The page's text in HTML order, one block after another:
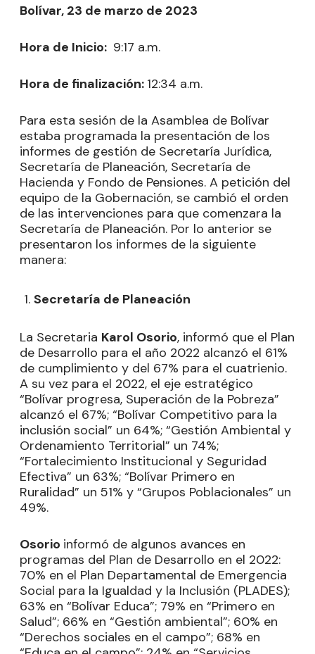
Bolívar, 23 de marzo de 2023
Hora de Inicio: 9:17 a.m.
Hora de finalización: 12:34 a.m.
Para esta sesión de la Asamblea de Bolívar
estaba programada la presentación de los
informes de gestión de Secretaría Jurídica,
Secretaría de Planeación, Secretaría de
Hacienda y Fondo de Pensiones. A petición del
equipo de la Gobernación, se cambió el orden
de las intervenciones para que comenzara la
Secretaría de Planeación. Por lo anterior se
presentaron los informes de la siguiente
manera:
Secretaría de Planeación
La Secretaria Karol Osorio, informó que el Plan
de Desarrollo para el año 2022 alcanzó el 61%
de cumplimiento y del 67% para el cuatrienio.
A su vez para el 2022, el eje estratégico
“Bolívar progresa, Superación de la Pobreza”
alcanzó el 67%; “Bolívar Competitivo para la
inclusión social” un 64%; “Gestión Ambiental y
Ordenamiento Territorial” un 74%;
“Fortalecimiento Institucional y Seguridad
Efectiva” un 63%; “Bolívar Primero en
Ruralidad” un 51% y “Grupos Poblacionales” un
49%.
Osorio informó de algunos avances en
programas del Plan de Desarrollo en el 2022:
70% en el Plan Departamental de Emergencia
Social para la Igualdad y la Inclusión (PLADES);
63% en “Bolívar Educa”; 79% en “Primero en
Salud”; 66% en “Gestión ambiental”; 60% en
“Derechos sociales en el campo”; 68% en